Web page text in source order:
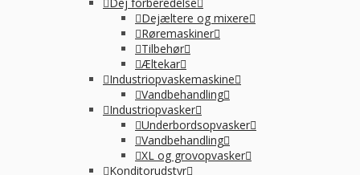
Dejæltere og mixere
Røremaskiner
Tilbehør
Æltekar
Industriopvaskemaskine
Vandbehandling
Industriopvasker
Underbordsopvasker
Vandbehandling
XL og grovopvasker
Konditorudstyr